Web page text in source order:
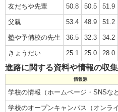
友だちや先輩 50.8 50.5 51.9
父親 53.4 48.9 51.2
塾や予備校の先生 36.5 32.3 34.2
きょうだい 25.1 25.0 28.0
進路に関する資料や情報の収集
情報源
学校の情報（ホームページ・SNSなど
学校のオープンキャンパス（オンラ